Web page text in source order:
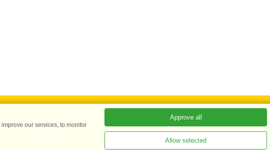
Code : DABADKKK
our services, to monitor
Approve all
Allow selected